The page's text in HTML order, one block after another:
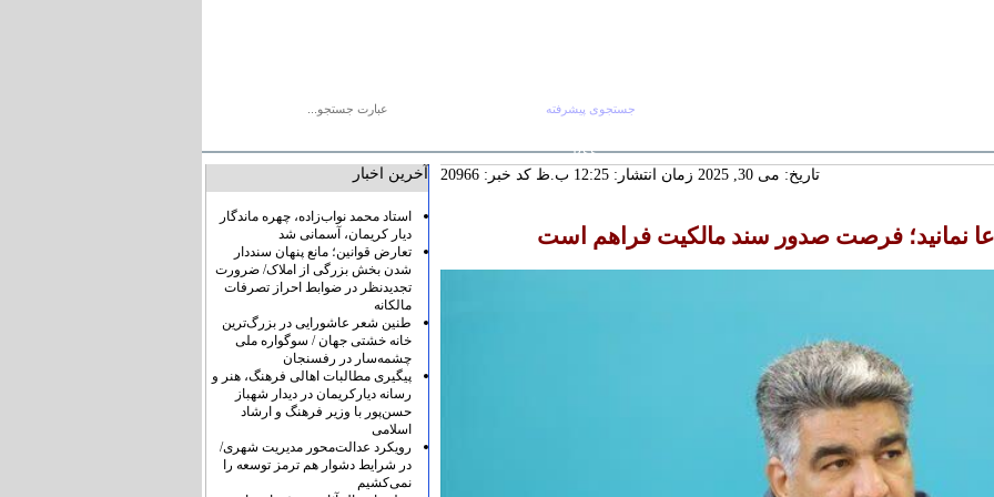
دیار
تجدیدنظر
جستجوی پیشرفته
RSS
تاریخ: می 30, 2025 زمان انتشار: 12:25 ب.ظ کد خبر: 20966
نمانید؛ فرصت صدور سند مالکیت فراهم است
آخرین اخبار
استاد محمد نواب‌زاده، چهره ماندگار
دیار کریمان، آسمانی شد
تعارض قوانین؛ مانع پنهان سنددار
شدن بخش بزرگی از املاک/ ضرورت
تجدیدنظر در ضوابط احراز تصرفات
مالکانه
طنین شعر عاشورایی در بزرگ‌ترین
خانه خشتی جهان / سوگواره ملی
چشمه‌سار در رفسنجان
پیگیری مطالبات اهالی فرهنگ، هنر و
رسانه دیارکریمان در دیدار شهباز
حسن‌پور با وزیر فرهنگ و ارشاد
اسلامی
رویکرد عدالت‌محور مدیریت شهری/
در شرایط دشوار هم ترمز توسعه را
نمی‌کشیم